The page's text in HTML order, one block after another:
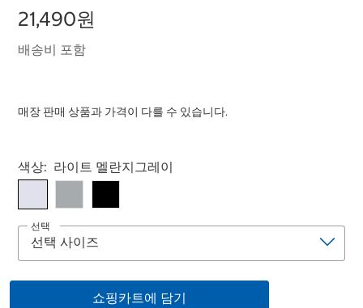
21,490원
배송비 포함
매장 판매 상품과 가격이 다를 수 있습니다.
Select product
색상: 라이트 멜란지그레이
선택
쇼핑카트에 담기